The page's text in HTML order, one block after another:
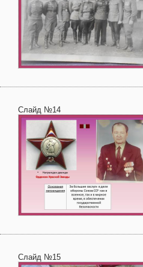
Слайд №14
Слайд №15